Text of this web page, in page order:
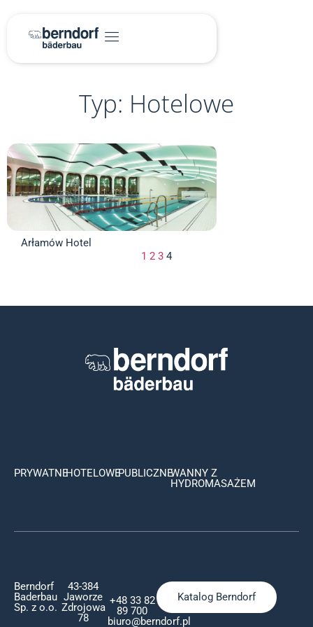
Typ: Hotelowe
Arłamów Hotel
1 2 3 4
PRYWATNEHOTELOWEPUBLICZNEWANNY Z
HYDROMASAŻEM
Berndorf
Baderbau
Sp. z o.o.
43-384
Jaworze
Zdrojowa
78
+48 33 82
89 700
biuro@berndorf.pl
Katalog Berndorf